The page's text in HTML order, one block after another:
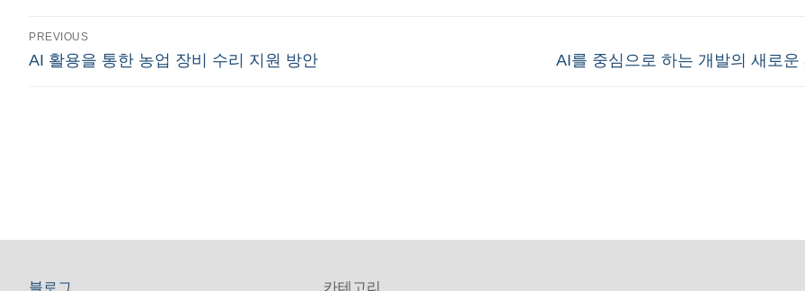
글
탐
PREVIOUS
Previous
AI 활용을 통한 농업 장비 수리 지원 방안
Next
AI를 중심으로 하는 개발의 새로운
블로그 카테고리